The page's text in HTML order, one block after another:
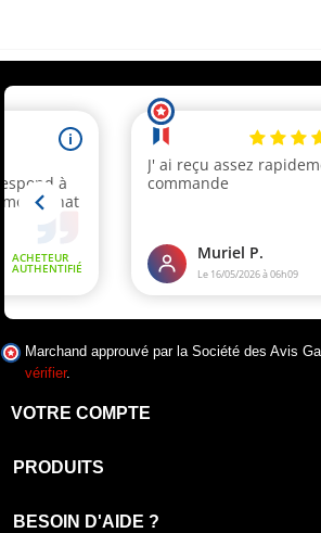
Marchand approuvé par la Société des Avis
vérifier.
VOTRE COMPTE
PRODUITS
BESOIN D'AIDE ?